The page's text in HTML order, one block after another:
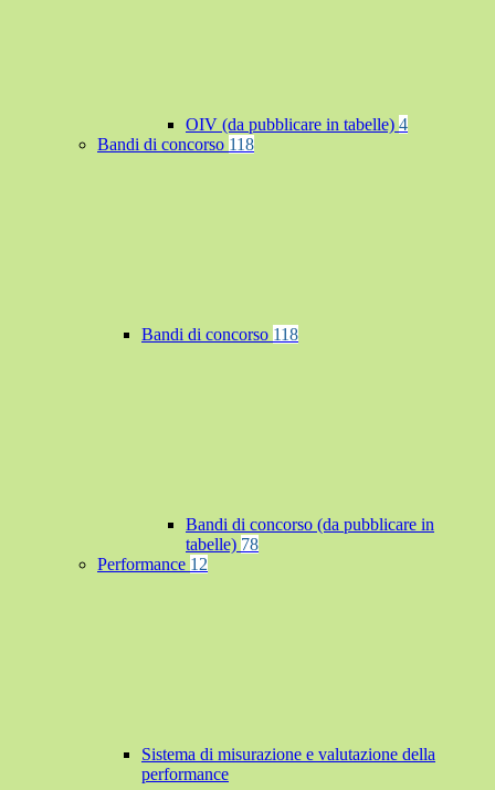
OIV (da pubblicare in tabelle) 4
Bandi di concorso 118
Bandi di concorso 118
Bandi di concorso (da pubblicare in
tabelle) 78
Performance 12
Sistema di misurazione e valutazione della
performance